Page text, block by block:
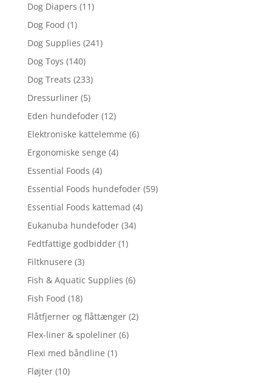
Dog Diapers (11)
Dog Food (1)
Dog Supplies (241)
Dog Toys (140)
Dog Treats (233)
Dressurliner (5)
Eden hundefoder (12)
Elektroniske kattelemme (6)
Ergonomiske senge (4)
Essential Foods (4)
Essential Foods hundefoder (59)
Essential Foods kattemad (4)
Eukanuba hundefoder (34)
Fedtfattige godbidder (1)
Filtknusere (3)
Fish & Aquatic Supplies (6)
Fish Food (18)
Flåtfjerner og flåttænger (2)
Flex-liner & spoleliner (6)
Flexi med båndline (1)
Fløjter (10)